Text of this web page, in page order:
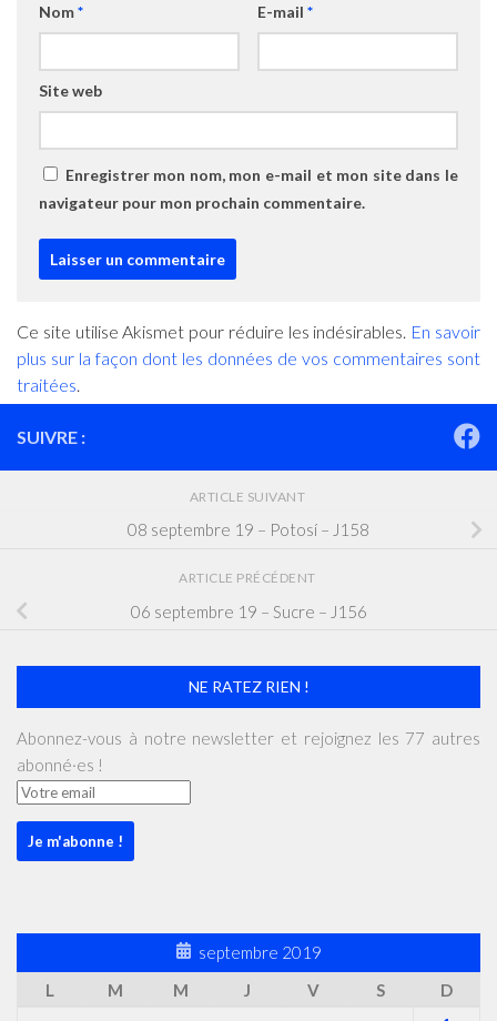
Nom* E-mail *
Site web
Enregistrer mon nom, mon e-mail et mon site dans le
navigateur pour mon prochain commentaire.
Ce site utilise Akismet pour réduire les indésirables. En savoir
plus sur la façon dont les données de vos commentaires sont
traitées.
SUIVRE :
ARTICLE SUIVANT
08 septembre 19 – Potosí – J158
ARTICLE PRÉCÉDENT
06 septembre 19 – Sucre – J156
NE RATEZ RIEN !
Abonnez-vous à notre newsletter et rejoignez les 77 autres
abonné·es !
septembre 2019
L
M M J V S
D